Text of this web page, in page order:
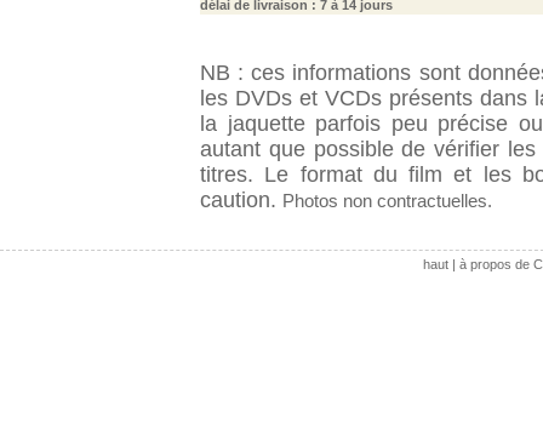
délai de livraison : 7 à 14 jours
NB : ces informations sont
les DVDs et VCDs présents dans
la jaquette parfois peu précise
autant que possible de vérifier
titres. Le format du film et les
caution. Photos non contractuelles.
haut| à propos de